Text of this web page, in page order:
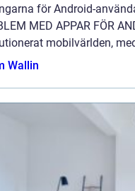
för Android-
MED APPAR FÖR
mobilvärlden,
Wallin